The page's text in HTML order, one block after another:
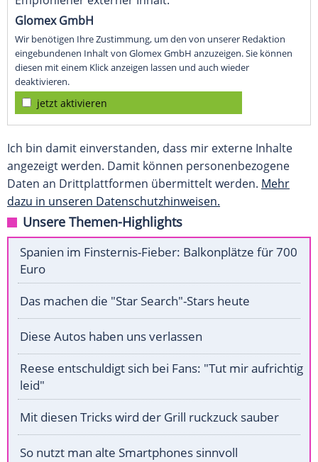
Glomex GmbH
Wir benötigen Ihre Zustimmung, um den von unserer Redaktion
eingebundenen Inhalt von Glomex GmbH anzuzeigen. Sie können
diesen mit einem Klick anzeigen lassen und auch wieder
deaktivieren.
jetzt aktivieren
Ich bin damit einverstanden, dass mir externe Inhalte
angezeigt werden. Damit können personenbezogene
Daten an Drittplattformen übermittelt werden. Mehr
dazu in unseren Datenschutzhinweisen.
Unsere Themen-Highlights
Spanien im Finsternis-Fieber: Balkonplätze für 700
Euro
Das machen die "Star Search"-Stars heute
Diese Autos haben uns verlassen
Reese entschuldigt sich bei Fans: "Tut mir aufrichtig
leid"
Mit diesen Tricks wird der Grill ruckzuck sauber
So nutzt man alte Smartphones sinnvoll